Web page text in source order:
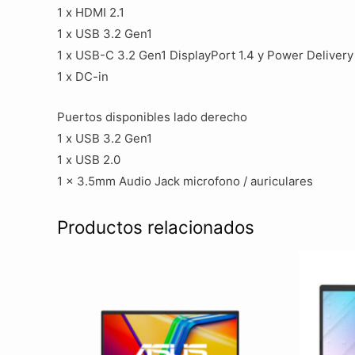
1 x HDMI 2.1
1 x USB 3.2 Gen1
1 x USB-C 3.2 Gen1 DisplayPort 1.4 y Power
1 x DC-in
Puertos disponibles lado derecho
1 x USB 3.2 Gen1
1 x USB 2.0
1 x 3.5mm Audio Jack microfono / auriculares
Productos relacionados